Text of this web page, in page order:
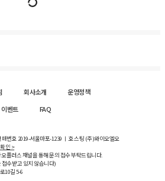
회사소개
운영정책
이벤트 FAQ
번호 2019-서울마포-1239 ㅣ 호스팅 (주)와이오엘오
인 >
플러스 채널을 통해 문의 접수 부탁드립니다.
수받고 있지 않습니다)
10길5-6